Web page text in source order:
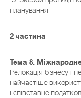
планування.
2 частина
Тема 8.
Релокація бізнесу і
найчастіше
і співставне